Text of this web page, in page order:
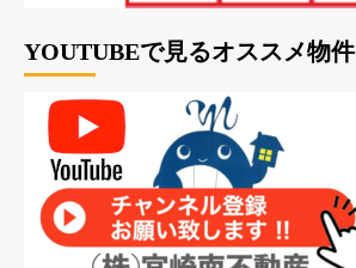
YOUTUBEで見るオススメ物件